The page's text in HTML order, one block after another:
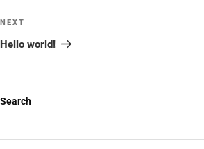
NEXT
Hello world!
Search